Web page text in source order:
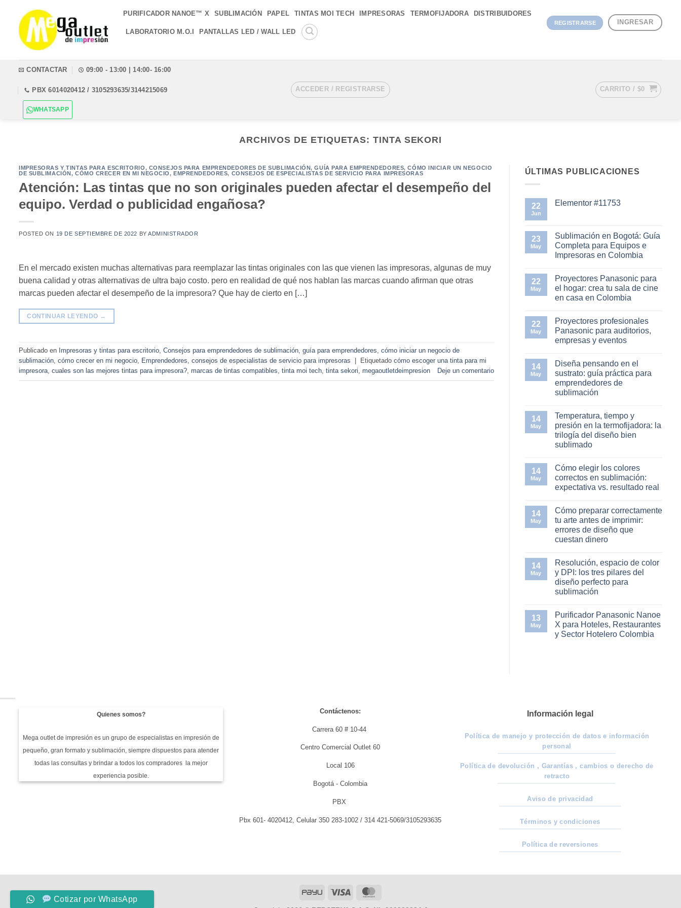
contenido
PURIFICADOR NANOE™ X SUBLIMACIÓN PAPEL TINTAS MOI TECH IMPRESORAS TERMOFIJADORA DISTRIBUIDORES
LABORATORIO M.O.I PANTALLAS LED / WALL LED
REGISTRARSE INGRESAR
CONTACTAR 09:00 - 13:00 | 14:00- 16:00
PBX 6014020412 / 3105293635/3144215069
WHATSAPP
ACCEDER / REGISTRARSE CARRITO / $0
ARCHIVOS DE ETIQUETAS:TINTA SEKORI
IMPRESORAS Y TINTAS PARA ESCRITORIO, CONSEJOS PARA EMPRENDEDORES DE SUBLIMACIÓN,GUÍA PARA EMPRENDEDORES,CÓMO INICIAR UN NEGOCIO
DE SUBLIMACIÓN, CÓMO CRECER EN MI NEGOCIO,EMPRENDEDORES, CONSEJOS DE ESPECIALISTAS DE SERVICIO PARA IMPRESORAS
Atención: Las tintas que no son originales pueden afectar el desempeño del
equipo. Verdad o publicidad engañosa?
POSTED ON 19 DE SEPTIEMBRE DE 2022 BYADMINISTRADOR
En el mercado existen muchas alternativas para reemplazar las tintas originales con las que vienen las impresoras, algunas de muy
buena calidad y otras alternativas de ultra bajo costo. pero en realidad de qué nos hablan las marcas cuando afirman que otras
marcas pueden afectar el desempeño de la impresora? Que hay de cierto en […]
CONTINUAR LEYENDO →
Publicado en Impresoras y tintas para escritorio, Consejos para emprendedores de sublimación, guía para emprendedores, cómo iniciar un negocio de
sublimación, cómo crecer en mi negocio, Emprendedores, consejos de especialistas de servicio para impresoras Etiquetado cómo escoger una tinta para mi
impresora, cuales son las mejores tintas para impresora?, marcas de tintas compatibles, tinta moi tech, tinta sekori, megaoutletdeimpresion Deje un comentario
ÚLTIMAS PUBLICACIONES
22
Jun
Elementor #11753
en
Elementor
#11753
23
May
Sublimación en Bogotá: Guía
Completa para Equipos e
Impresoras en Colombia
comentarios
Sublimación
en
Completa
para
Equipos
e
Impresoras
22
May
Proyectores Panasonic para
el hogar: crea tu sala de cine
en casa en Colombia
comentarios
en
Proyectores
Panasonic
hogar:
crea
tu
sala
de
cine
en
Colombia
22
May
Proyectores profesionales
Panasonic para auditorios,
empresas y eventos
comentarios
Proyectores
profesionales
Panasonic
para
eventos
14
May
Diseña pensando en el
sustrato: guía práctica para
emprendedores de
sublimación
comentarios
Diseña
pensando
en
el
práctica
para
emprendedores
de
14
May
Temperatura, tiempo y
presión en la termofijadora: la
trilogía del diseño bien
sublimado
comentarios
Temperatura,
tiempo
en
la
termofijadora:
la
trilogía
del
sublimado
14
May
Cómo elegir los colores
correctos en sublimación:
expectativa vs. resultado real
comentarios
en
Cómo
elegir
los
colores
sublimación:
expectativa
vs.
resultado
real
14
May
Cómo preparar correctamente
tu arte antes de imprimir:
errores de diseño que
cuestan dinero
comentarios
Cómo
preparar
correctamente
tu
de
imprimir:
errores
de
14
May
Resolución, espacio de color
y DPI: los tres pilares del
diseño perfecto para
sublimación
comentarios
en
Resolución,
espacio
sublimación
13
May
Purificador Panasonic Nanoe
X para Hoteles, Restaurantes
y Sector Hotelero Colombia
Restaurantes
y
Colombia
Quienes somos?
Mega outlet de impresión es un grupo de especialistas en impresión de
pequeño, gran formato y sublimación, siempre dispuestos para atender
todas las consultas y brindar a todos los compradores la mejor
experiencia posible.
Contáctenos:
Carrera 60 # 10-44
Centro Comercial Outlet 60
Local 106
Bogotá - Colombia
PBX
Pbx 601- 4020412, Celular 350 283-1002 / 314 421-5069/3105293635
Información legal
Política de manejo y protección de datos e información
personal
Política de devolución , Garantías , cambios o derecho de
retracto
Aviso de privacidad
Términos y condiciones
Política de reversiones
PayU Visa
Cotizar por WhatsApp